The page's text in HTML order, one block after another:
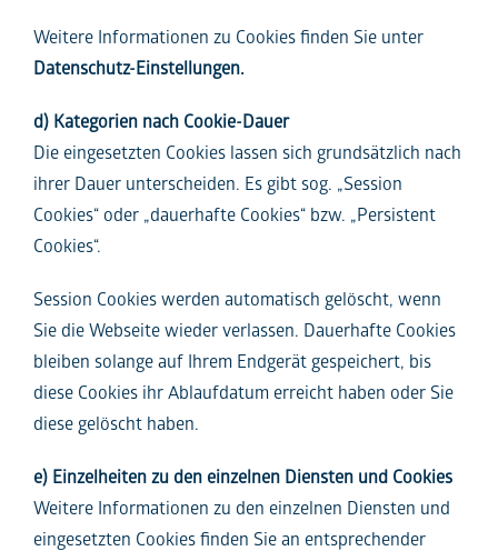
Weitere Informationen zu Cookies finden Sie unter
Datenschutz-Einstellungen.
d) Kategorien nach Cookie-Dauer
Die eingesetzten Cookies lassen sich grundsätzlich nach
ihrer Dauer unterscheiden. Es gibt sog. „Session
Cookies“ oder „dauerhafte Cookies“ bzw. „Persistent
Cookies“.
Session Cookies werden automatisch gelöscht, wenn
Sie die Webseite wieder verlassen. Dauerhafte Cookies
bleiben solange auf Ihrem Endgerät gespeichert, bis
diese Cookies ihr Ablaufdatum erreicht haben oder Sie
diese gelöscht haben.
e) Einzelheiten zu den einzelnen Diensten und Cookies
Weitere Informationen zu den einzelnen Diensten und
eingesetzten Cookies finden Sie an entsprechender